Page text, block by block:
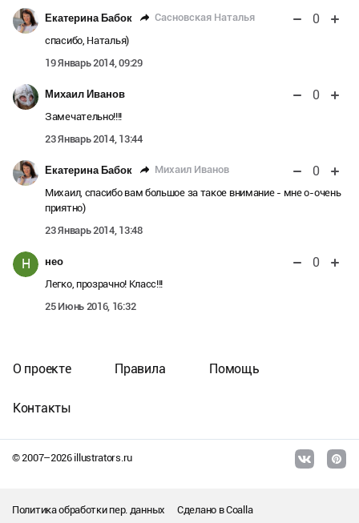
Екатерина Бабок Сасновская Наталья 0
спасибо, Наталья)
19 Январь 2014, 09:29
Михаил Иванов 0
Замечательно!!!!
23 Январь 2014, 13:44
Екатерина Бабок Михаил Иванов 0
Михаил, спасибо вам большое за такое внимание - мне о-очень
приятно)
23 Январь 2014, 13:48
Н нео 0
Легко, прозрачно! Класс!!!
25 Июнь 2016, 16:32
© 2007–2026illustrators.ru
О проекте Правила Помощь
Контакты
Политика обработки пер. данных Сделано вCoalla